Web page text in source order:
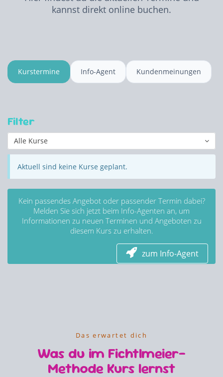
kannst direkt online buchen.
Kurstermine Info-Agent Kundenmeinungen
Filter
Alle Kurse
Aktuell sind keine Kurse geplant.
Kein passendes Angebot oder passender Termin dabei?
Melden Sie sich jetzt beim Info-Agenten an, um
Informationen zu neuen Terminen und Angeboten zu
diesem Kurs zu erhalten.
zum Info-Agent
Das erwartet dich
Was du im Fichtlmeier-
Methode Kurs lernst